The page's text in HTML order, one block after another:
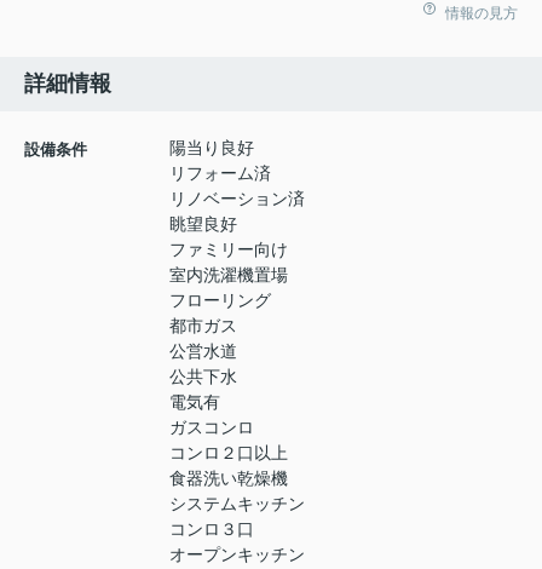
情報の見方
詳細情報
設備条件
陽当り良好
リフォーム済
リノベーション済
眺望良好
ファミリー向け
室内洗濯機置場
フローリング
都市ガス
公営水道
公共下水
電気有
ガスコンロ
コンロ２口以上
食器洗い乾燥機
システムキッチン
コンロ３口
オープンキッチン